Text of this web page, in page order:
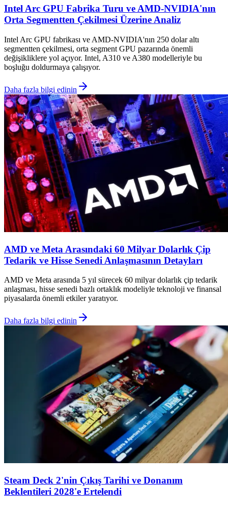
Intel Arc GPU Fabrika Turu ve AMD-NVIDIA'nın
Orta Segmentten Çekilmesi Üzerine Analiz
Intel Arc GPU fabrikası ve AMD-NVIDIA'nın 250 dolar altı
segmentten çekilmesi, orta segment GPU pazarında önemli
değişikliklere yol açıyor. Intel, A310 ve A380 modelleriyle bu
boşluğu doldurmaya çalışıyor.
Daha fazla bilgi edinin
AMD ve Meta Arasındaki 60 Milyar Dolarlık Çip
Tedarik ve Hisse Senedi Anlaşmasının Detayları
AMD ve Meta arasında 5 yıl sürecek 60 milyar dolarlık çip tedarik
anlaşması, hisse senedi bazlı ortaklık modeliyle teknoloji ve finansal
piyasalarda önemli etkiler yaratıyor.
Daha fazla bilgi edinin
Steam Deck 2'nin Çıkış Tarihi ve Donanım
Beklentileri 2028'e Ertelendi